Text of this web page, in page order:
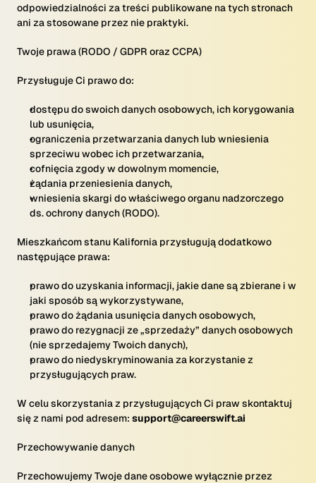
odpowiedzialności za treści publikowane na tych stronach
ani za stosowane przez nie praktyki.
Twoje prawa (RODO / GDPR oraz CCPA)
Przysługuje Ci prawo do:
dostępu do swoich danych osobowych, ich korygowania
lub usunięcia,
ograniczenia przetwarzania danych lub wniesienia
sprzeciwu wobec ich przetwarzania,
cofnięcia zgody w dowolnym momencie,
żądania przeniesienia danych,
wniesienia skargi do właściwego organu nadzorczego
ds. ochrony danych (RODO).
Mieszkańcom stanu Kalifornia przysługują dodatkowo
następujące prawa:
prawo do uzyskania informacji, jakie dane są zbierane i w
jaki sposób są wykorzystywane,
prawo do żądania usunięcia danych osobowych,
prawo do rezygnacji ze „sprzedaży” danych osobowych
(nie sprzedajemy Twoich danych),
prawo do niedyskryminowania za korzystanie z
przysługujących praw.
W celu skorzystania z przysługujących Ci praw skontaktuj
się z nami pod adresem: support@careerswift.ai
Przechowywanie danych
Przechowujemy Twoje dane osobowe wyłącznie przez